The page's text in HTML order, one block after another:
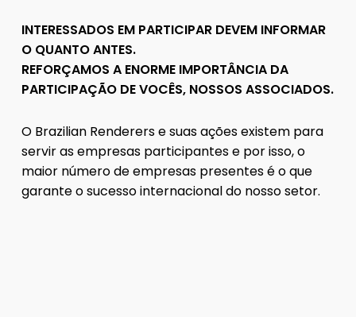
INTERESSADOS EM PARTICIPAR DEVEM INFORMAR
O QUANTO ANTES.
REFORÇAMOS A ENORME IMPORTÂNCIA DA
PARTICIPAÇÃO DE VOCÊS, NOSSOS ASSOCIADOS.
O Brazilian Renderers e suas ações existem para
servir as empresas participantes e por isso, o
maior número de empresas presentes é o que
garante o sucesso internacional do nosso setor.